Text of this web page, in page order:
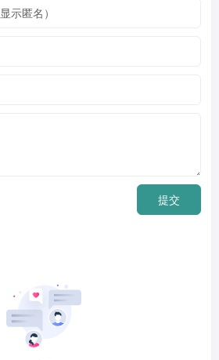
提交